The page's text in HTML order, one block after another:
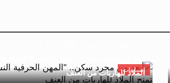
إنسانيات
الملاذ للهاربات من العنف